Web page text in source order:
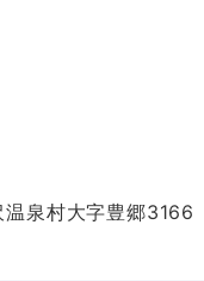
泉村大字豊郷3166